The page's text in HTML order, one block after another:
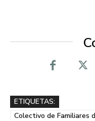
ETIQUETAS:
Colectivo de Familiares